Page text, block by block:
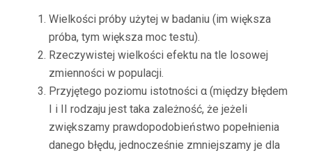
Wielkości próby użytej w badaniu (im większa
próba, tym większa moc testu).
Rzeczywistej wielkości efektu na tle losowej
zmienności w populacji.
Przyjętego poziomu istotności α (między błędem
I i II rodzaju jest taka zależność, że jeżeli
zwiększamy prawdopodobieństwo popełnienia
danego błędu, jednocześnie zmniejszamy je dla